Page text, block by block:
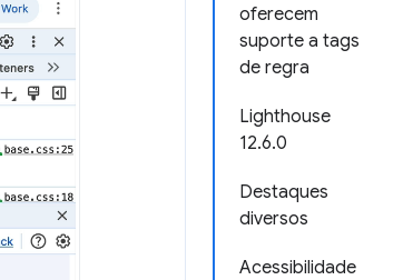
oferecem
suporte a tags
de regra
Lighthouse
12.6.0
Destaques
diversos
Acessibilidade